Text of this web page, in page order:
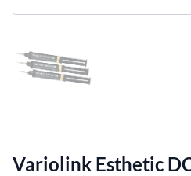
Variolink Esthetic